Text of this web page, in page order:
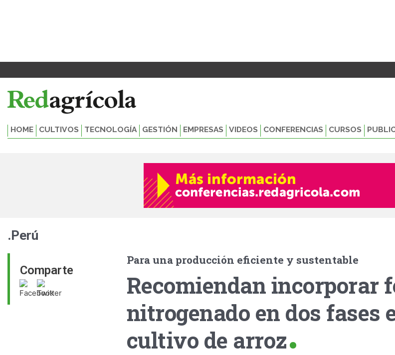
HOME CULTIVOS TECNOLOGÍA GESTIÓN EMPRESAS VIDEOS CONFERENCIAS CURSOS
.Perú
Comparte
Para una producción eficiente y sustentable
Recomiendan incorporar
nitrogenado en dos fases
cultivo de arroz